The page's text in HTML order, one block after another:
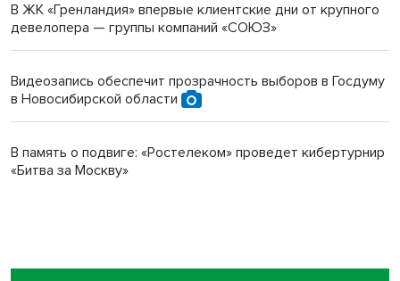
В ЖК «Гренландия» впервые клиентские дни от крупного
девелопера — группы компаний «СОЮЗ»
Видеозапись обеспечит прозрачность выборов в Госдуму
в Новосибирской области
В память о подвиге: «Ростелеком» проведет кибертурнир
«Битва за Москву»